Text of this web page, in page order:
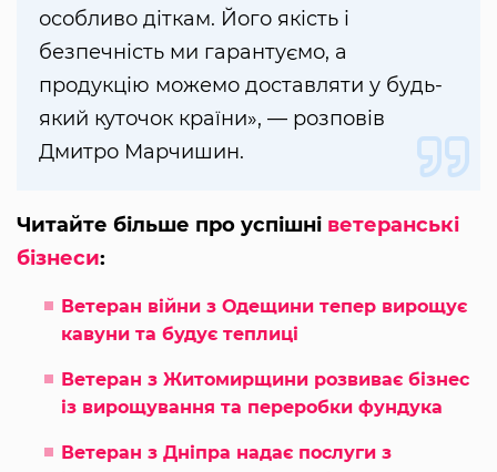
особливо діткам. Його якість і
безпечність ми гарантуємо, а
продукцію можемо доставляти у будь-
який куточок країни», — розповів
Дмитро Марчишин.
Читайте більше про успішні ветеранські
бізнеси:
Ветеран війни з Одещини тепер вирощує
кавуни та будує теплиці
Ветеран з Житомирщини розвиває бізнес
із вирощування та переробки фундука
Ветеран з Дніпра надає послуги з